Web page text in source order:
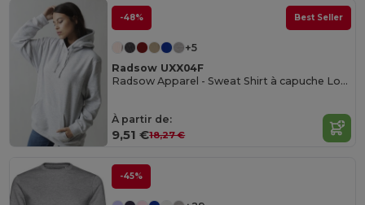
-48% Best Seller
+5
Radsow UXX04F
Radsow Apparel - Sweat Shirt à capuche London pour femmes
À partir de:
9,51 €18,27 €
-45%